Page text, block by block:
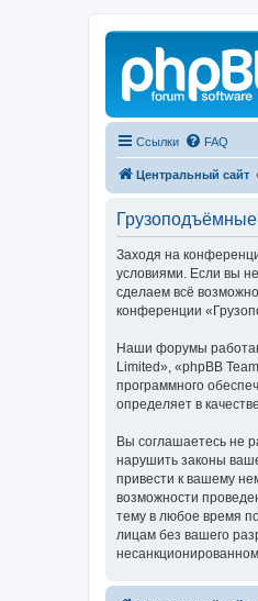
Ссылки FAQ
Центральный сайт
Заходя на
условиями. Если вы
сделаем всё
конференции
Наши форумы
Limited», «phpBB
программного
определяет в
Вы соглашаетесь не
нарушить законы
привести к вашему
возможности
тему в любое время
лицам без вашего